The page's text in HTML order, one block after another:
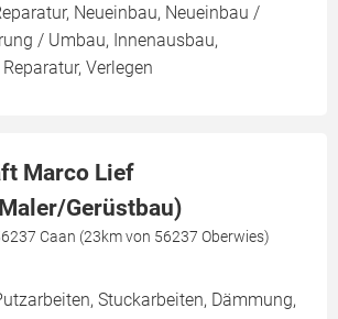
Neueinbau, Neueinbau /
/ Umbau, Innenausbau,
Verlegen
Marco Lief
Gerüstbau)
Caan (23km von 56237 Oberwies)
Stuckarbeiten, Dämmung,